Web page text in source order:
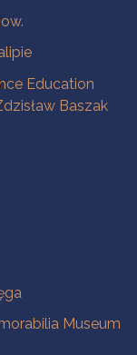
Education
Baszak
Museum